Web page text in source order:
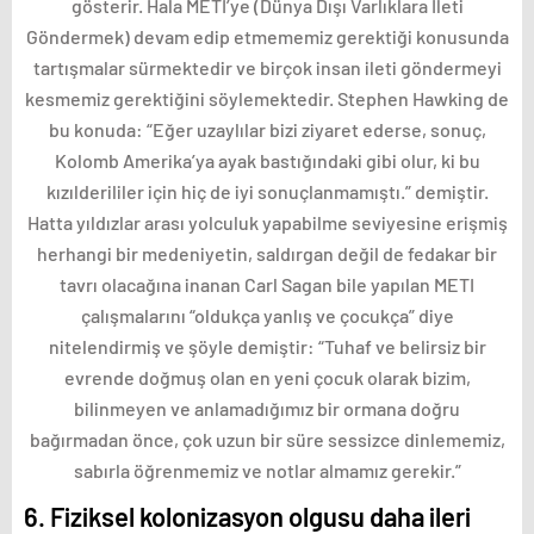
gösterir. Hala METI’ye (Dünya Dışı Varlıklara İleti
Göndermek) devam edip etmememiz gerektiği konusunda
tartışmalar sürmektedir ve birçok insan ileti göndermeyi
kesmemiz gerektiğini söylemektedir. Stephen Hawking de
bu konuda: “Eğer uzaylılar bizi ziyaret ederse, sonuç,
Kolomb Amerika’ya ayak bastığındaki gibi olur, ki bu
kızılderililer için hiç de iyi sonuçlanmamıştı.” demiştir.
Hatta yıldızlar arası yolculuk yapabilme seviyesine erişmiş
herhangi bir medeniyetin, saldırgan değil de fedakar bir
tavrı olacağına inanan Carl Sagan bile yapılan METI
çalışmalarını “oldukça yanlış ve çocukça” diye
nitelendirmiş ve şöyle demiştir: “Tuhaf ve belirsiz bir
evrende doğmuş olan en yeni çocuk olarak bizim,
bilinmeyen ve anlamadığımız bir ormana doğru
bağırmadan önce, çok uzun bir süre sessizce dinlememiz,
sabırla öğrenmemiz ve notlar almamız gerekir.”
6. Fiziksel kolonizasyon olgusu daha ileri